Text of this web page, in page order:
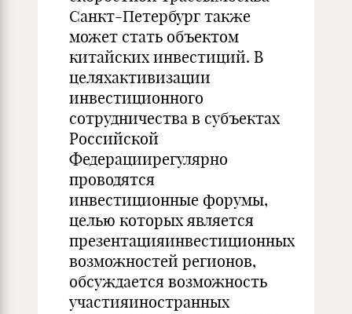
Санкт-Петербург также
может стать объектом
китайских инвестиций. В
целяхактивизации
инвестиционного
сотрудничества в субъектах
Российской
Федерациирегулярно
проводятся
инвестиционные форумы,
целью которых является
презентацияинвестиционных
возможностей регионов,
обсуждается возможность
участияиностранных